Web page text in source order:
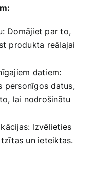
Domājiet par to,​
produkta reālajai
datiem:
personīgos datus,
lai‍ nodrošinātu
Izvēlieties
un ieteiktas.